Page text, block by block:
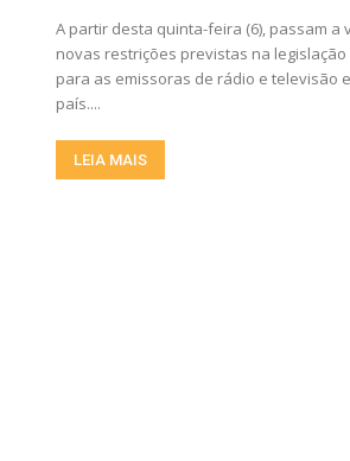
A partir desta quinta-feira (6), passam a
novas restrições previstas na
para as emissoras de rádio e televisão
país....
LEIA MAIS